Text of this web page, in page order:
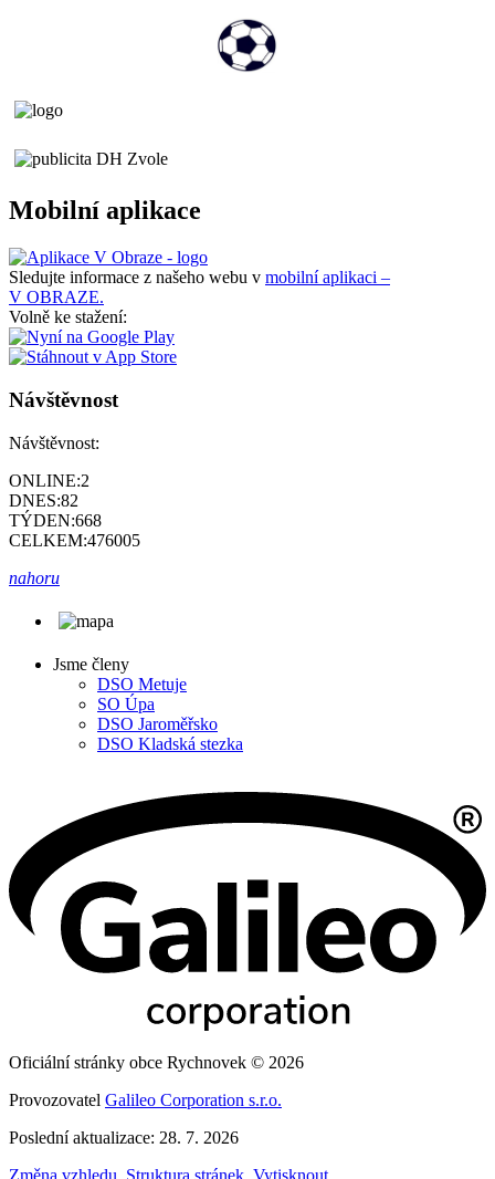
Mobilní aplikace
Sledujte informace z našeho webu v mobilní aplikaci –
V OBRAZE.
Volně ke stažení:
Návštěvnost
Návštěvnost:
ONLINE:2
DNES:82
TÝDEN:668
CELKEM:476005
nahoru
Jsme členy
DSO Metuje
SO Úpa
DSO Jaroměřsko
DSO Kladská stezka
Oficiální stránky obce Rychnovek © 2026
Provozovatel Galileo Corporation s.r.o.
Poslední aktualizace: 28. 7. 2026
Změna vzhledu Struktura stránek Vytisknout